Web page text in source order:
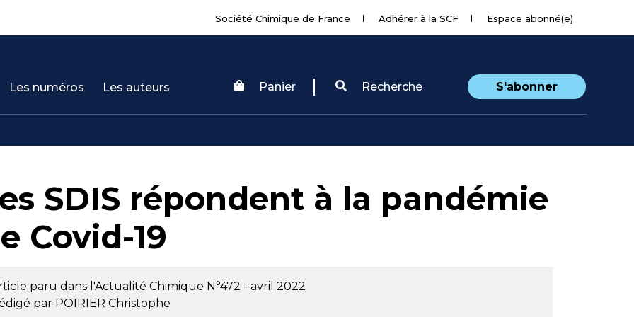
Société Chimique de France Adhérer à la SCF Espace abonné(e)
Les numéros Les auteurs Panier Recherche S'abonner
SDIS répondent à la pandémie
Covid-19
paru dans l'Actualité Chimique N°472 - avril 2022
par POIRIER Christophe